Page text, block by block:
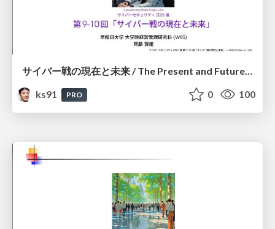
サイバー戦の現在と未来 / The Present and Future of Cyber Warfare
ks91
PRO 0 100